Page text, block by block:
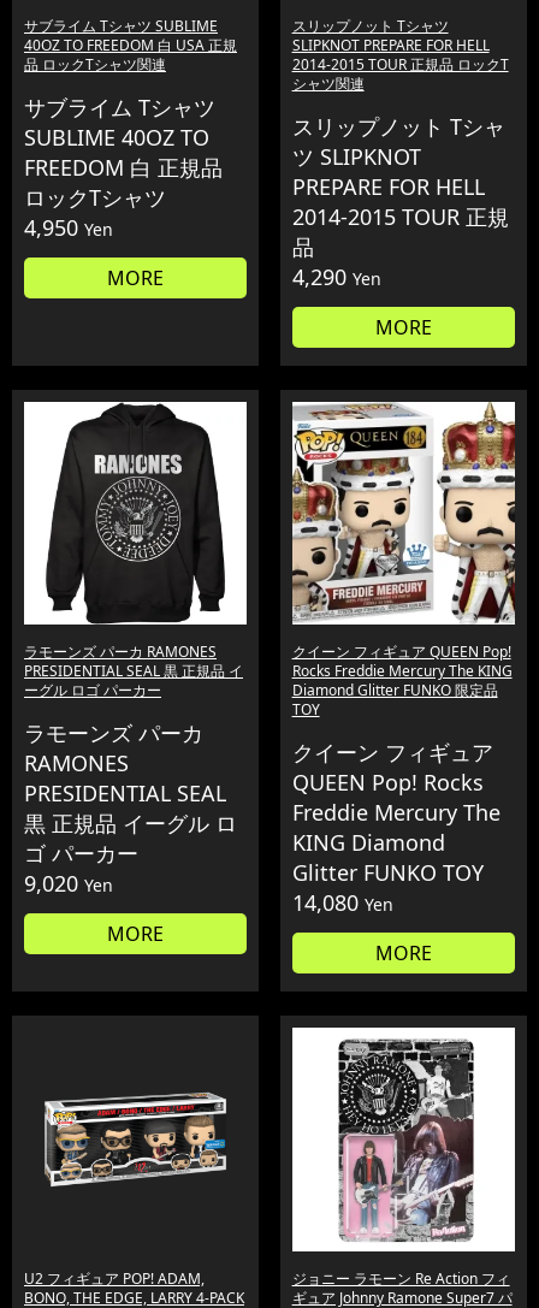
サブライム Tシャツ SUBLIME
40OZ TO FREEDOM 白 USA 正規
品 ロックTシャツ関連
サブライム Tシャツ
SUBLIME 40OZ TO
FREEDOM 白 正規品
ロックTシャツ
4,950 Yen
MORE
スリップノット Tシャツ
SLIPKNOT PREPARE FOR HELL
2014-2015 TOUR 正規品 ロックT
シャツ関連
スリップノット Tシャ
ツ SLIPKNOT
PREPARE FOR HELL
2014-2015 TOUR 正規
品
4,290 Yen
MORE
ラモーンズ パーカ RAMONES
PRESIDENTIAL SEAL 黒 正規品 イ
ーグル ロゴ パーカー
ラモーンズ パーカ
RAMONES
PRESIDENTIAL SEAL
黒 正規品 イーグル ロ
ゴ パーカー
9,020 Yen
MORE
クイーン フィギュア QUEEN Pop!
Rocks Freddie Mercury The KING
Diamond Glitter FUNKO 限定品
TOY
クイーン フィギュア
QUEEN Pop! Rocks
Freddie Mercury The
KING Diamond
Glitter FUNKO TOY
14,080 Yen
MORE
U2 フィギュア POP! ADAM,
BONO, THE EDGE, LARRY 4-PACK
ジョニー ラモーン Re Action フィ
ギュア Johnny Ramone Super7 パ